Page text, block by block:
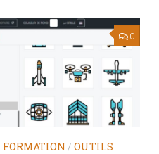
0
FORMATION / OUTILS